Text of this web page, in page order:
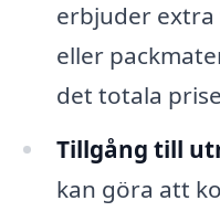
erbjuder
eller
det totala
Tillgång till
kan göra att